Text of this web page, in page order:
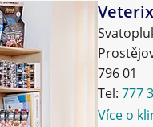
796 01
Tel: 777
Více o